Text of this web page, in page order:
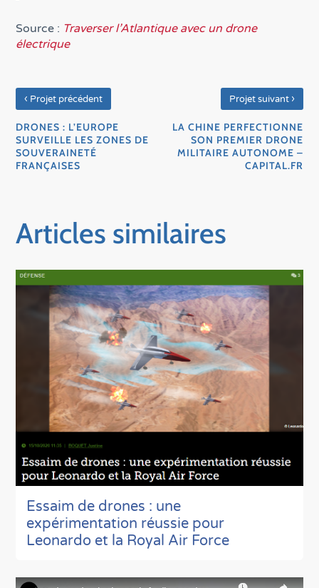
Source : Traverser l’Atlantique avec un drone
électrique
‹ Projet précédent
DRONES : L’EUROPE
SURVEILLE LES ZONES DE
SOUVERAINETÉ
FRANÇAISES
Projet suivant ›
LA CHINE PERFECTIONNE
SON PREMIER DRONE
MILITAIRE AUTONOME –
CAPITAL.FR
Articles similaires
Essaim de drones : une
expérimentation réussie pour
Leonardo et la Royal Air Force